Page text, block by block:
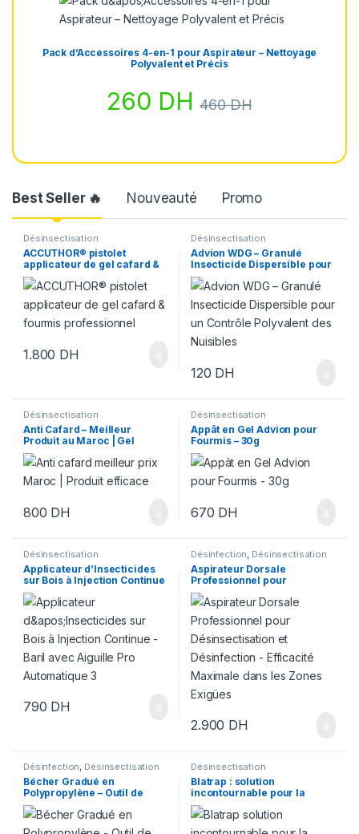
Pack d’Accessoires 4-en-1 pour Aspirateur – Nettoyage
Polyvalent et Précis
260 DH 460DH
Best Seller 🔥 Nouveauté Promo
Désinsectisation
ACCUTHOR® pistolet
applicateur de gel cafard &
fourmis professionnel
1.800 DH
Désinsectisation
Advion WDG – Granulé
Insecticide Dispersible pour
un Contrôle Polyvalent des
Nuisibles
120 DH
Désinsectisation
Anti Cafard – Meilleur
Produit au Maroc | Gel
Advion Cafards 30g
800 DH
Désinsectisation
Appât en Gel Advion pour
Fourmis – 30g
670 DH
Désinsectisation
Applicateur d’Insecticides
sur Bois à Injection Continue
– Baril avec Aiguille Pro
Automatique
790 DH
Désinfection Désinsectisation
Aspirateur Dorsale
Professionnel pour
Désinsectisation et
Désinfection – Efficacité
Maximale dans les Zones
Exigües
2.900 DH
Désinfection, Désinsectisation
Bécher Gradué en
Polypropylène – Outil de
Mesure de Précision 100ml
Désinsectisation
Blatrap : solution
incontournable pour la
surveillance et le contrôle
des cafards germaniques à
l’intérieur